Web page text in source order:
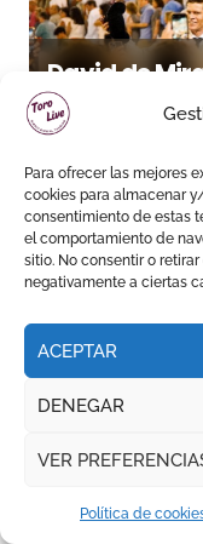
Para ofrecer las mejores
cookies para almacenar
consentimiento de estas
el comportamiento de
sitio. No consentir o
negativamente a ciertas
ACEPTAR
DENEGAR
VER
Política de
David de
hombros y
firma la
impacto en
FERIA DE LA
Marco Pérez
su poder en